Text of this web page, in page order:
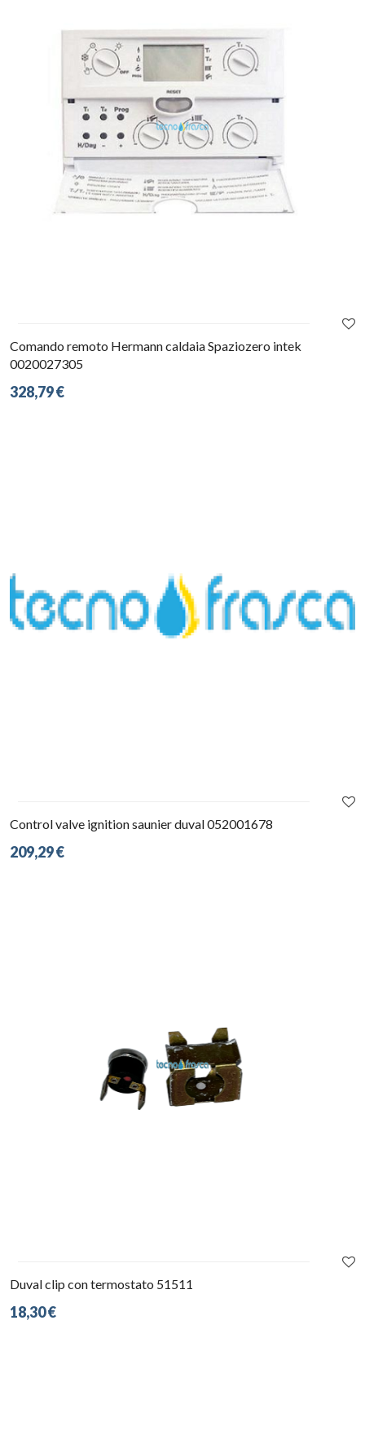
Comando remoto Hermann caldaia Spaziozero intek
0020027305
328,79 €
Control valve ignition saunier duval 052001678
209,29 €
Duval clip con termostato 51511
18,30 €